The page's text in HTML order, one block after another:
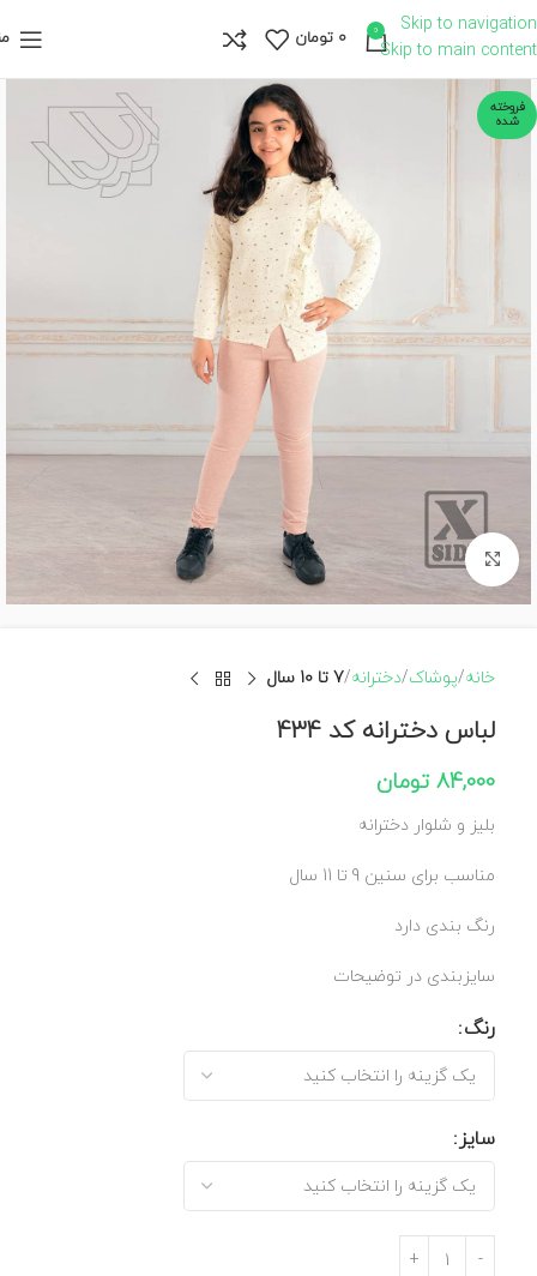
Skip to navigation
Skip to main content
0
0 تومان
فروخته
شده
برای بزرگنمایی کلیک کنید
خانه پوشاک دخترانه 7 تا 10 سال
لباس دخترانه کد 434
84,000 تومان
بلیز و شلوار دخترانه
مناسب برای سنین 9 تا 11 سال
رنگ بندی دارد
سایزبندی در توضیحات
رنگ
سایز